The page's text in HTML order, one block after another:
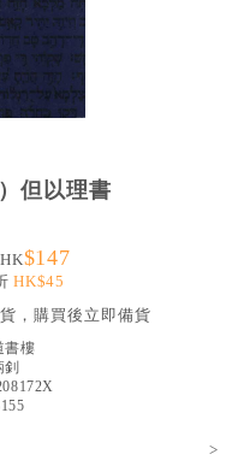
但以理書
$147
HK$45
，購買後立即備貨
書樓
>